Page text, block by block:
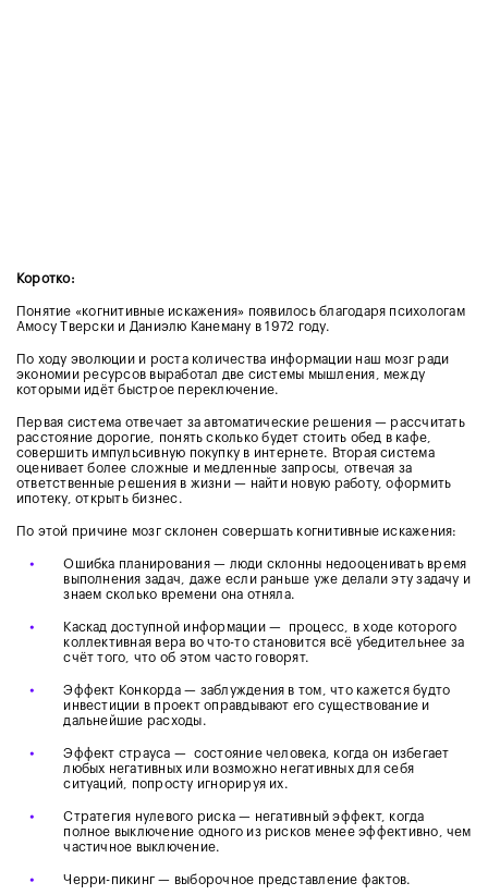
Коротко:
Понятие «‎когнитивные искажения» появилось благодаря психологам
Амосу Тверски и Даниэлю Канеману в 1972 году.
По ходу эволюции и роста количества информации наш мозг ради
экономии ресурсов выработал две системы мышления, между
которыми идёт быстрое переключение.
Первая система отвечает за автоматические решения — рассчитать
расстояние дорогие, понять сколько будет стоить обед в кафе,
совершить импульсивную покупку в интернете. Вторая система
оценивает более сложные и медленные запросы, отвечая за
ответственные решения в жизни — найти новую работу, оформить
ипотеку, открыть бизнес.
По этой причине мозг склонен совершать когнитивные искажения:
•
Ошибка планирования — люди склонны недооценивать время
выполнения задач, даже если раньше уже делали эту задачу и
знаем сколько времени она отняла.
•
Каскад доступной информации — процесс, в ходе которого
коллективная вера во что-то становится всё убедительнее за
счёт того, что об этом часто говорят.
•
Эффект Конкорда — заблуждения в том, что кажется будто
инвестиции в проект оправдывают его существование и
дальнейшие расходы.
•
Эффект страуса — состояние человека, когда он избегает
любых негативных или возможно негативных для себя
ситуаций, попросту игнорируя их.
•
Стратегия нулевого риска — негативный эффект, когда
полное выключение одного из рисков менее эффективно, чем
частичное выключение.
• Черри-пикинг — выборочное представление фактов.